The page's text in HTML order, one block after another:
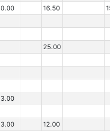
0.00 16.50
25.00
3.00
3.00 12.00